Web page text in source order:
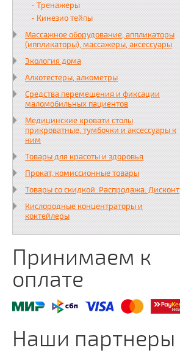
- Тренажеры
- Кинезио тейпы
Массажное оборудование, аппликаторы
(иппликаторы), массажеры, аксессуары
Экология дома
Алкотестеры, алкометры
Средства перемещения и фиксации
маломобильных пациентов
Медицинские кровати столы
прикроватные, тумбочки и аксессуары к
ним
Товары для красоты и здоровья
Прокат, комиссионные товары
Товары со скидкой. Распродажа. Дисконт
Кислородные концентраторы и
коктейлеры
Принимаем к
оплате
Наши партнеры